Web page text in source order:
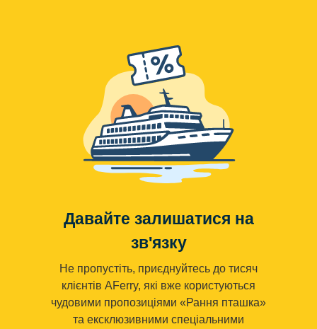
Давайте залишатися на
зв'язку
Не пропустіть, приєднуйтесь до тисяч
клієнтів AFerry, які вже користуються
чудовими пропозиціями «Рання пташка»
та ексклюзивними спеціальними